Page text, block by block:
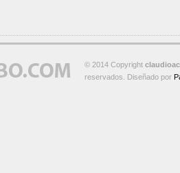
© 2014 Copyright
reservados. Diseñado por